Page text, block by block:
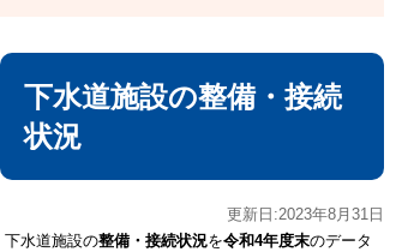
下水道施設の整備・接続
状況
更新日:2023年8月31日
下水道施設の整備・接続状況を令和4年度末のデータ